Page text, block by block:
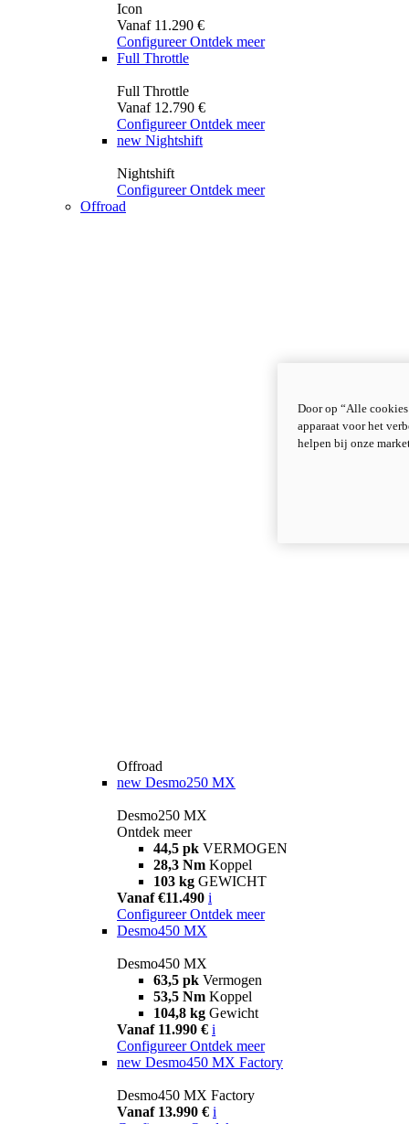
Icon
Vanaf 11.290 €
Configureer Ontdek meer
Full Throttle
Full Throttle
Vanaf 12.790 €
Configureer Ontdek meer
new Nightshift
Nightshift
Configureer Ontdek meer
Offroad
Offroad
new Desmo250 MX
Desmo250 MX
Ontdek meer
44,5 pk VERMOGEN
28,3 Nm Koppel
103 kg GEWICHT
Vanaf €11.490 i
Configureer Ontdek meer
Desmo450 MX
Desmo450 MX
63,5 pk Vermogen
53,5 Nm Koppel
104,8 kg Gewicht
Vanaf 11.990 € i
Configureer Ontdek meer
new Desmo450 MX Factory
Desmo450 MX Factory
Vanaf 13.990 € i
Door op “Alle
apparaat voor het
helpen bij onze